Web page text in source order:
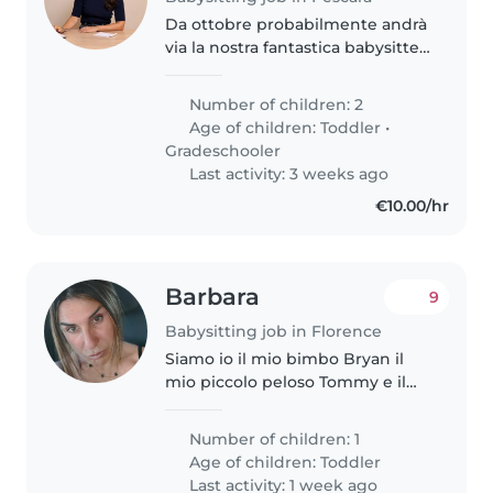
Da ottobre probabilmente andrà
via la nostra fantastica babysitter.
ordinata, accogliente, precisa,
paziente per i nostri figli di 2 e 6
anni. Non fumatrice,..
Number of children: 2
Age of children:Toddler •
Gradeschooler
Last activity: 3 weeks ago
€10.00/hr
Barbara
Babysitting job in Florence
9
Siamo io il mio bimbo Bryan il
mio piccolo peloso Tommy e il
alla mano
Number of children: 1
Age of children:Toddler
Last activity: 1 week ago